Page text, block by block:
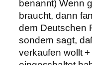
benannt) Wenn
braucht, dann
dem Deutschen
sondern sagt,
verkaufen wollt